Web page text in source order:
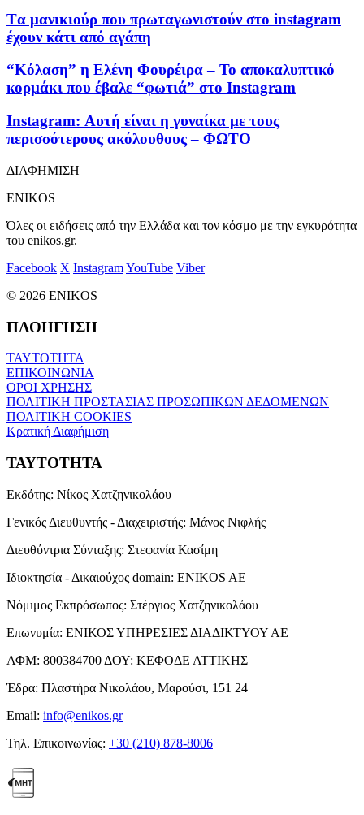
Tα μανικιούρ που πρωταγωνιστούν στο instagram
έχουν κάτι από αγάπη
“Κόλαση” η Ελένη Φουρέιρα – Το αποκαλυπτικό
κορμάκι που έβαλε “φωτιά” στο Instagram
Instagram: Αυτή είναι η γυναίκα με τους
περισσότερους ακόλουθους – ΦΩΤΟ
ΔΙΑΦΗΜΙΣΗ
ENIKOS
Όλες οι ειδήσεις από την Ελλάδα και τον κόσμο με την εγκυρότητα
του enikos.gr.
Facebook X InstagramYouTube Viber
© 2026 ENIKOS
ΠΛΟΗΓΗΣΗ
ΤΑΥΤΟΤΗΤΑ
ΕΠΙΚΟΙΝΩΝΙΑ
ΟΡΟΙ ΧΡΗΣΗΣ
ΠΟΛΙΤΙΚΗ ΠΡΟΣΤΑΣΙΑΣ ΠΡΟΣΩΠΙΚΩΝ ΔΕΔΟΜΕΝΩΝ
ΠΟΛΙΤΙΚΗ COOKIES
Κρατική Διαφήμιση
ΤΑΥΤΟΤΗΤΑ
Εκδότης: Νίκος Χατζηνικολάου
Γενικός Διευθυντής - Διαχειριστής: Μάνος Νιφλής
Διευθύντρια Σύνταξης: Στεφανία Κασίμη
Ιδιοκτησία - Δικαιούχος domain: ENIKOS AE
Νόμιμος Εκπρόσωπος: Στέργιος Χατζηνικολάου
Επωνυμία: ΕΝΙΚΟΣ ΥΠΗΡΕΣΙΕΣ ΔΙΑΔΙΚΤΥΟΥ ΑΕ
ΑΦΜ: 800384700 ΔΟΥ: ΚΕΦΟΔΕ ΑΤΤΙΚΗΣ
Έδρα: Πλαστήρα Νικολάου, Μαρούσι, 151 24
Email: info@enikos.gr
Τηλ. Επικοινωνίας: +30 (210) 878-8006